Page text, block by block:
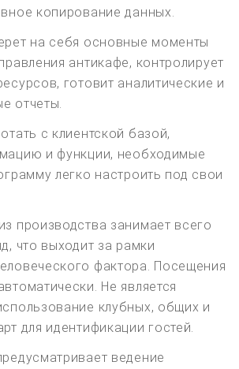
копирование данных.
на себя основные моменты
антикафе, контролирует
готовит аналитические и
отчеты.
с клиентской базой,
и функции, необходимые
легко настроить под свои
производства занимает всего
что выходит за рамки
фактора. Посещения
Не является
клубных, общих и
для идентификации гостей.
ведение